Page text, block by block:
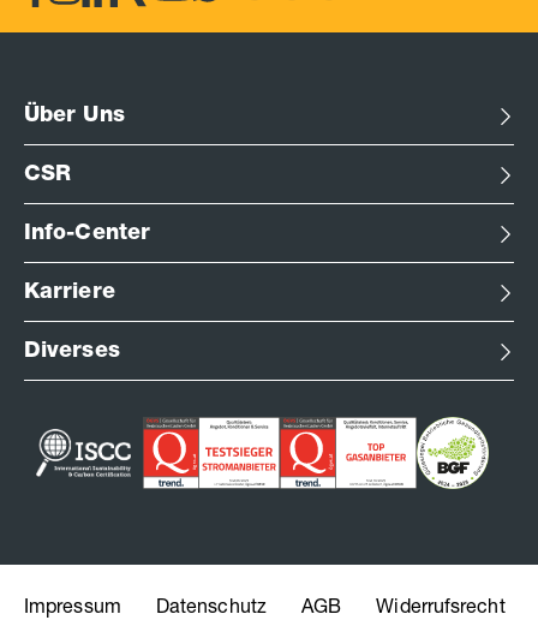
Über Uns
CSR
Info-Center
Karriere
Diverses
Impressum Datenschutz AGB Widerrufsrecht